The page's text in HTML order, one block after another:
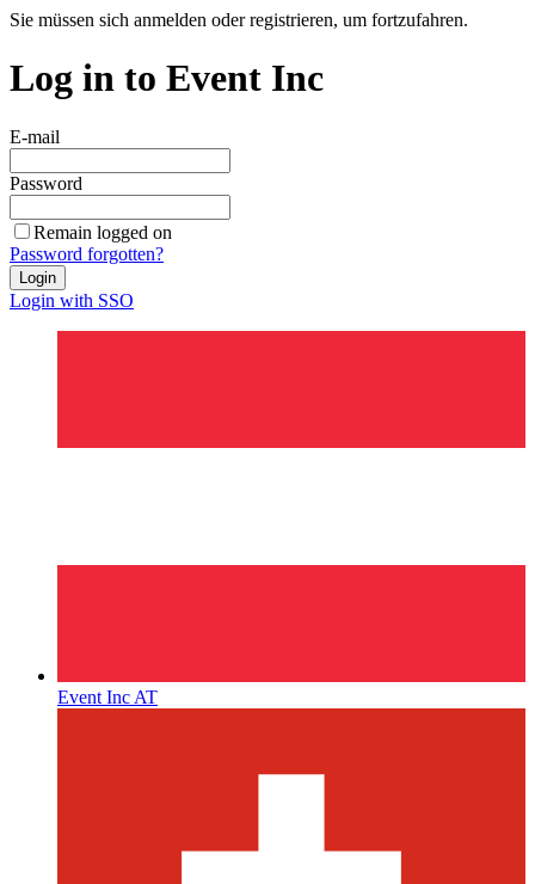
Sie müssen sich anmelden oder registrieren, um fortzufahren.
Log in to Event Inc
E-mail
Password
Remain logged on
Password forgotten?
Login
Login with SSO
Event Inc AT